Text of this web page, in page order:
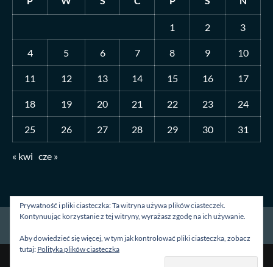
1 2 3
4 5 6 7 8 9 10
11 12 13 14 15 16 17
18 19 20 21 22 23 24
25 26 27 28 29 30 31
« kwi cze »
Strona główna O mnie Blog Kontakt
Prywatność i pliki ciasteczka: Ta witryna używa plików ciasteczek.
Kontynuując korzystanie z tej witryny, wyrażasz zgodę na ich używanie.
Aby dowiedzieć się więcej, w tym jak kontrolować pliki ciasteczka, zobacz
tutaj: Polityka plików ciasteczka